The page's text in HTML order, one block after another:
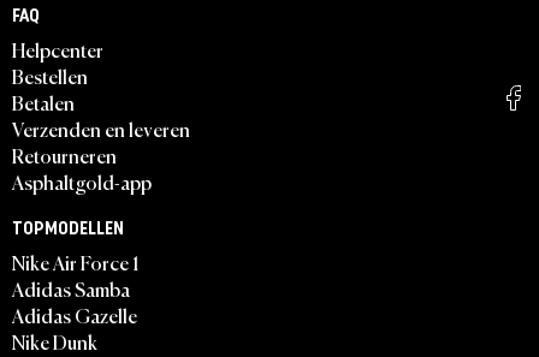
FAQ
Helpcenter
Bestellen
Betalen
Verzenden en leveren
Retourneren
Asphaltgold-app
TOPMODELLEN
Nike Air Force 1
Adidas Samba
Adidas Gazelle
Nike Dunk